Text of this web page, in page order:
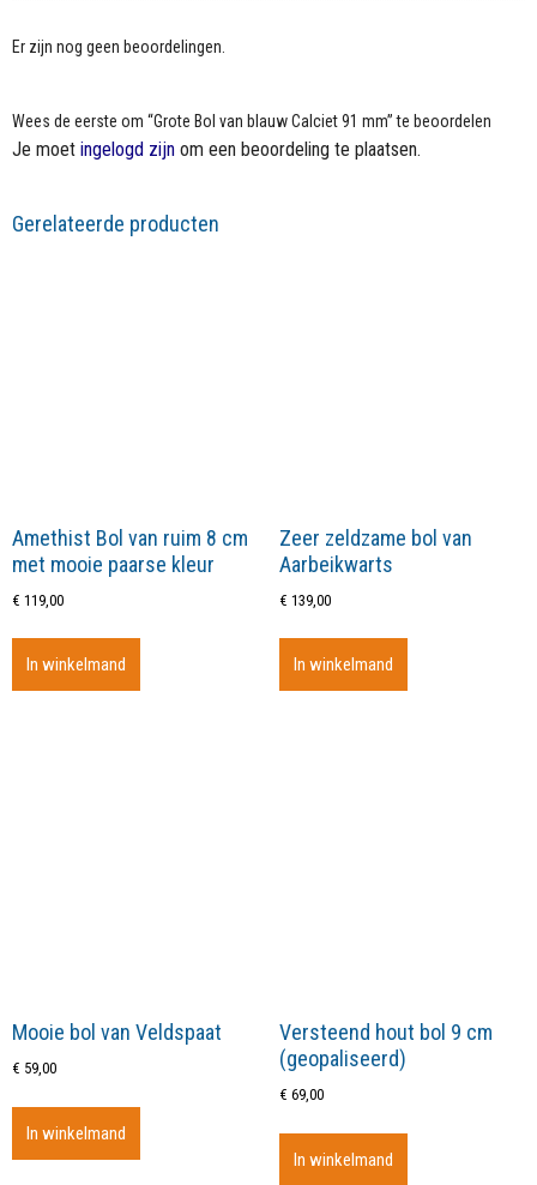
Er zijn nog geen beoordelingen.
Wees de eerste om “Grote Bol van blauw Calciet 91 mm” te beoordelen
Je moet ingelogd zijn om een beoordeling te plaatsen.
Gerelateerde producten
Amethist Bol van ruim 8 cm
met mooie paarse kleur
€ 119,00
In winkelmand
Zeer zeldzame bol van
Aarbeikwarts
€ 139,00
In winkelmand
Mooie bol van Veldspaat
€ 59,00
In winkelmand
Versteend hout bol 9 cm
(geopaliseerd)
€ 69,00
In winkelmand